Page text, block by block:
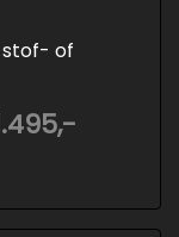
stof- of
jaar)